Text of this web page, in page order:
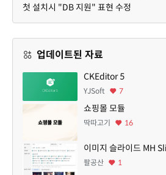
첫 설치시 "DB 지원" 표현 수정
업데이트된 자료
CKEditor 5
YJSoft 7
쇼핑몰 모듈
딱따고기 16
이미지 슬라이드 MH
팔공산 1